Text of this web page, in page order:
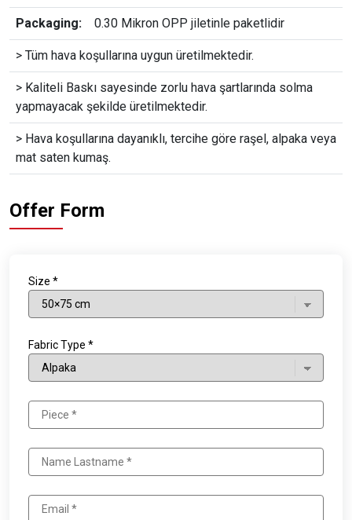
Packaging: 0.30 Mikron OPP jiletinle paketlidir
> Tüm hava koşullarına uygun üretilmektedir.
> Kaliteli Baskı sayesinde zorlu hava şartlarında solma
yapmayacak şekilde üretilmektedir.
> Hava koşullarına dayanıklı, tercihe göre raşel, alpaka veya
mat saten kumaş.
Offer Form
Size *
Fabric Type *